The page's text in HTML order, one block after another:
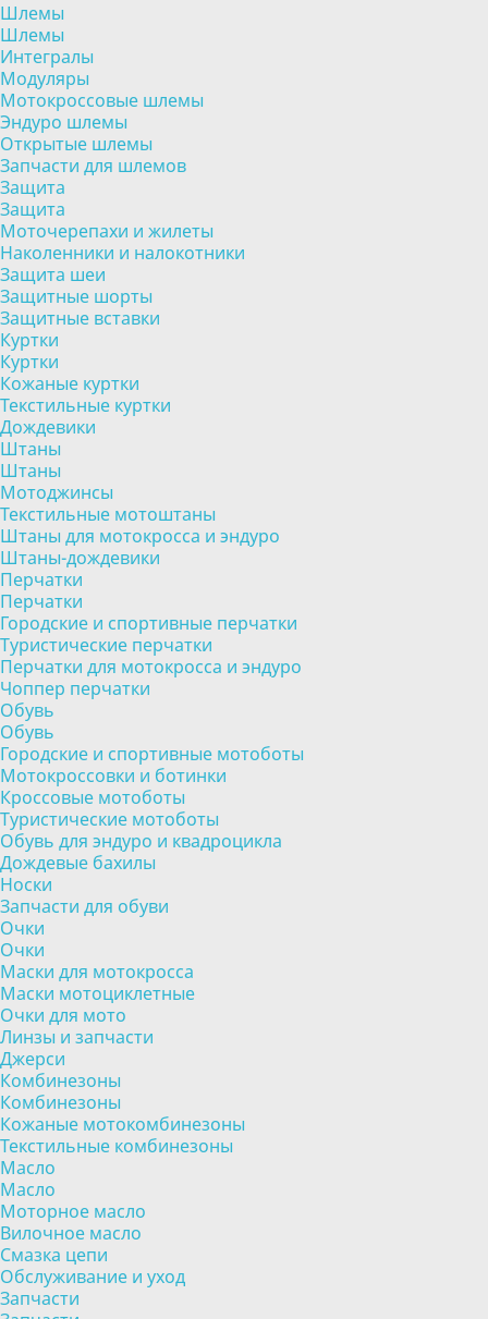
Шлемы
Шлемы
Интегралы
Модуляры
Мотокроссовые шлемы
Эндуро шлемы
Открытые шлемы
Запчасти для шлемов
Защита
Защита
Моточерепахи и жилеты
Наколенники и налокотники
Защита шеи
Защитные шорты
Защитные вставки
Куртки
Куртки
Кожаные куртки
Текстильные куртки
Дождевики
Штаны
Штаны
Мотоджинсы
Текстильные мотоштаны
Штаны для мотокросса и эндуро
Штаны-дождевики
Перчатки
Перчатки
Городские и спортивные перчатки
Туристические перчатки
Перчатки для мотокросса и эндуро
Чоппер перчатки
Обувь
Обувь
Городские и спортивные мотоботы
Мотокроссовки и ботинки
Кроссовые мотоботы
Туристические мотоботы
Обувь для эндуро и квадроцикла
Дождевые бахилы
Носки
Запчасти для обуви
Очки
Очки
Маски для мотокросса
Маски мотоциклетные
Очки для мото
Линзы и запчасти
Джерси
Комбинезоны
Комбинезоны
Кожаные мотокомбинезоны
Текстильные комбинезоны
Масло
Масло
Моторное масло
Вилочное масло
Смазка цепи
Обслуживание и уход
Запчасти